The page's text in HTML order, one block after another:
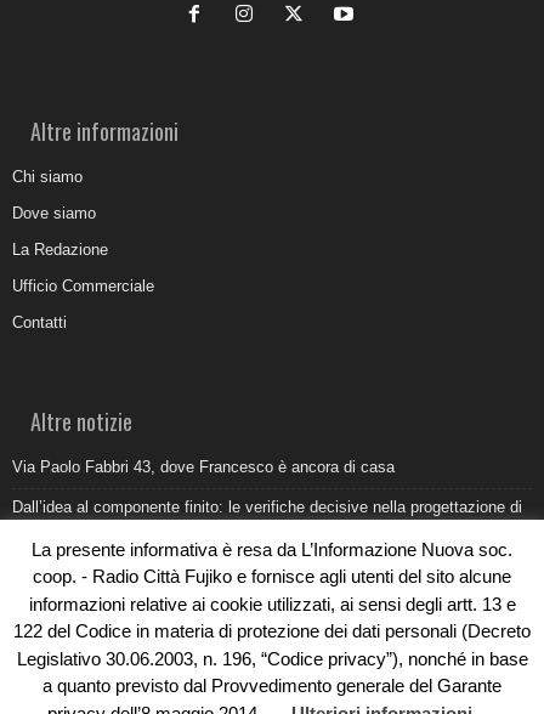
Altre informazioni
Chi siamo
Dove siamo
La Redazione
Ufficio Commerciale
Contatti
Altre notizie
Via Paolo Fabbri 43, dove Francesco è ancora di casa
Dall’idea al componente finito: le verifiche decisive nella progettazione di
Belvedere Marittimo e il report ARPACAL 2026 sulla qualità del mare
Come organizzare e allestire una camera ardente per l’ultimo saluto
Umidità di risalita in casa, come riconoscere i segnali veri
La presente informativa è resa da L’Informazione Nuova soc.
coop. - Radio Città Fujiko e fornisce agli utenti del sito alcune
informazioni relative ai cookie utilizzati, ai sensi degli artt. 13 e
122 del Codice in materia di protezione dei dati personali (Decreto
Legislativo 30.06.2003, n. 196, “Codice privacy”), nonché in base
a quanto previsto dal Provvedimento generale del Garante